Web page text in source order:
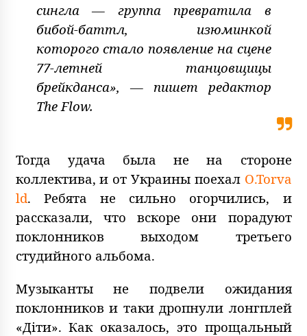
сингла — группа превратила в
бибой-баттл, изюминкой
которого стало появление на сцене
77-летней танцовщицы
брейкданса», — пишет редактор
The Flow.
Тогда удача была не на стороне
коллектива, и от Украины поехал O.Torva
ld. Ребята не сильно огорчились, и
рассказали, что вскоре они порадуют
поклонников выходом третьего
студийного альбома.
Музыканты не подвели ожидания
поклонников и таки дропнули лонгплей
«Діти». Как оказалось, это прощальный